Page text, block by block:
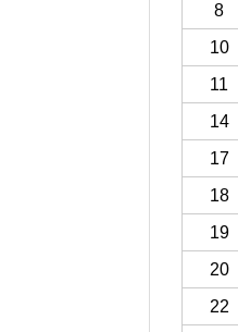
8
10
11
14
17
18
19
20
22